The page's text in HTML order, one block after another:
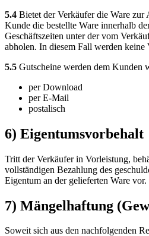
5.4 Bietet der Verkäufer die Ware zur
Kunde die bestellte Ware innerhalb
Geschäftszeiten unter der vom
abholen. In diesem Fall werden keine
5.5 Gutscheine werden dem Kunden
per Download
per E-Mail
postalisch
6) Eigentumsvorbehalt
Tritt der Verkäufer in Vorleistung,
vollständigen Bezahlung des
Eigentum an der gelieferten Ware vor.
7) Mängelhaftung
Soweit sich aus den nachfolgenden